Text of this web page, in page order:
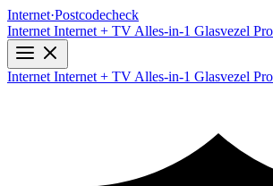
Internet·Postcodecheck
Internet Internet + TV Alles-in-1 Glasvezel
Internet Internet + TV Alles-in-1 Glasvezel